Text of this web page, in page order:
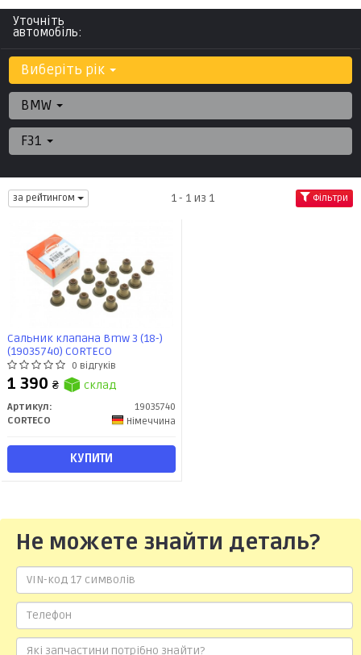
Уточніть
автомобіль:
Виберіть рік
BMW
F31
за рейтингом 1 - 1 из 1 Фільтри
Сальник клапана Bmw 3 (18-)
(19035740) CORTECO
0 відгуків
1 390 ₴ склад
Артикул:
19035740
CORTECO
Німеччина
КУПИТИ
Не можете знайти деталь?